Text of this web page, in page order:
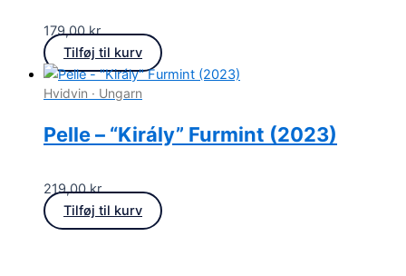
179,00kr.
Tilføj til kurv
Hvidvin · Ungarn
Pelle – “Király” Furmint (2023)
219,00kr.
Tilføj til kurv